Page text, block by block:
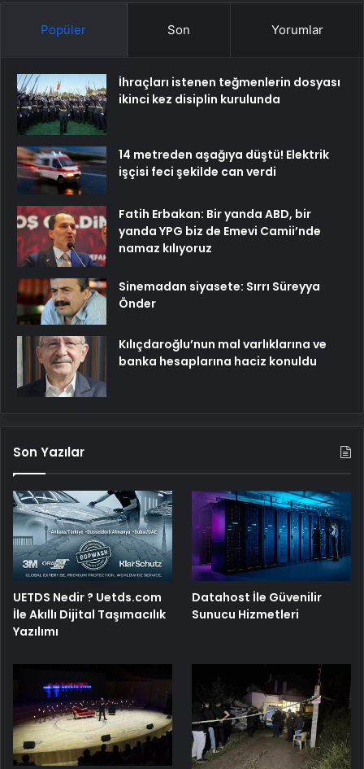
Popüler Son Yorumlar
İhraçları istenen teğmenlerin dosyası
ikinci kez disiplin kurulunda
14 metreden aşağıya düştü! Elektrik
işçisi feci şekilde can verdi
Fatih Erbakan: Bir yanda ABD, bir
yanda YPG biz de Emevi Camii’nde
namaz kılıyoruz
Sinemadan siyasete: Sırrı Süreyya
Önder
Kılıçdaroğlu’nun mal varlıklarına ve
banka hesaplarına haciz konuldu
Son Yazılar
UETDS Nedir ? Uetds.com
İle Akıllı Dijital Taşımacılık
Yazılımı
Datahost İle Güvenilir
Sunucu Hizmetleri